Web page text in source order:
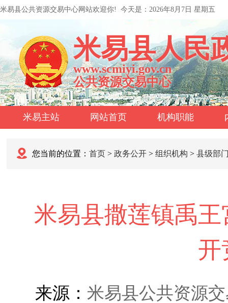
米易县公共资源交易中心网站欢迎你! 今天是： 2026年8月7日 星期五
米易县人民
www.scmiyi.gov.cn
公共资源交易中心
米易主站 网站首页 机构职能
您当前的位置： 首页 > 政务公开 > 组织机构 > 县级部
米易县撒莲镇禹
开
来源： 米易县公共资源